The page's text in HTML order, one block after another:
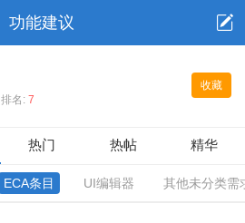
功能建议
收藏
排名: 7
热门 热帖 精华
ECA条目 UI编辑器 其他未分类需